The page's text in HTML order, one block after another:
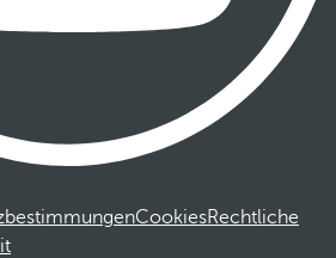
CookiesRechtliche